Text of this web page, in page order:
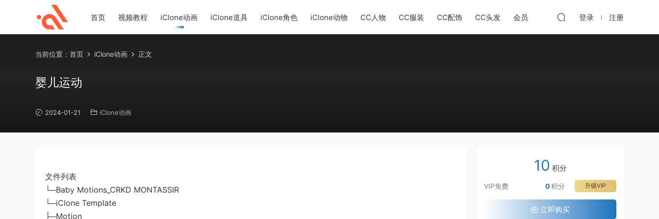
首页 视频教程 iClone动画 iClone道具 iClone角色 iClone动物 CC人物 CC服装 CC配饰 CC头发 会员 登录 注册
当前位置： 首页 iClone动画 正文
婴儿运动
2024-01-21 iClone动画
文件列表
└─Baby Motions_CRKD MONTASSIR
└─iClone Template
├─Motion
10 积分
VIP免费 升级VIP
0积分
立即购买